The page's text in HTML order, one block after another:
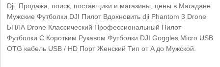
Dji. Продажа, поиск, поставщики и магазины, цены в Магадане.
Мужские Футболки DJI Пилот Вдохновить dji Phantom 3 Drone
БПЛА Drone Классический Профессиональный Пилот
Футболки С Коротким Рукавом Футболки DJI Goggles Micro USB
OTG кабель USB / HD Порт Женский Тип от A до Мужской.